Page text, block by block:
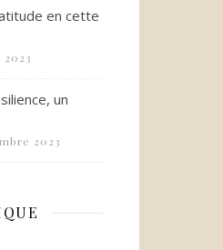
en cette
2023
un
2023